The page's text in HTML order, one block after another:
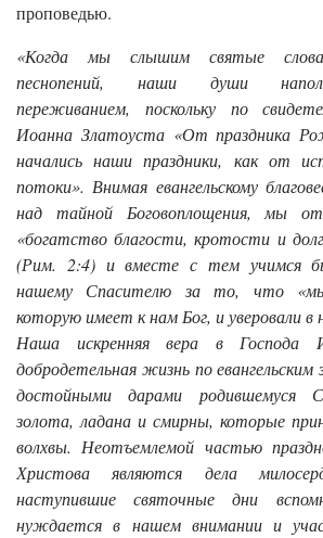
проповедью.
«Когда мы слышим святые слова
песнопений, наши души
переживанием, поскольку по
Иоанна Златоуста «От праздника
начались наши праздники, как от
потоки». Внимая евангельскому
над тайной Боговоплощения, мы
«богатство благости, кротости и
(Рим. 2:4) и вместе с тем учимся
нашему Спасителю за то, что «мы
которую имеет к нам Бог, и уверовали в
Наша искренняя вера в Господа
добродетельная жизнь по евангельским
достойными дарами родившемуся
золота, ладана и смирны, которые
волхвы. Неотъемлемой частью
Христова являются дела
наступившие святочные дни
нуждается в нашем внимании и